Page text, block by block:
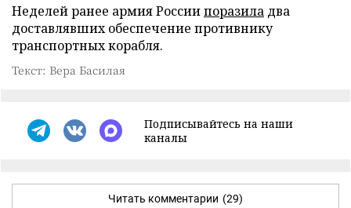
Неделей ранее армия Россиипоразила два
доставлявших обеспечение противнику
транспортных корабля.
Текст: Вера Басилая
Подписывайтесь на наши
каналы
Читать комментарии (29)